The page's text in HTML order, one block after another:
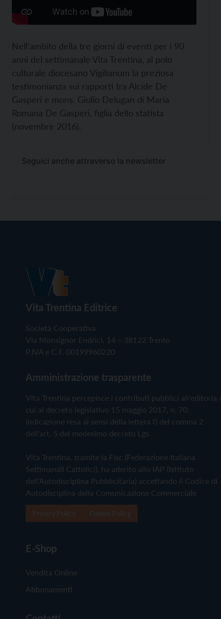
Nell’ambito della tre giorni di eventi per i 90
anni del settimanale Vita Trentina, al polo
culturale diocesano Vigilianum la preziosa
testimonianza sui rapporti tra Alcide De
Gasperi e mons. Giulio Delugan di Maria
Romana De Gasperi, figlia dello statista
(novembre 2016).
Seguici anche attraverso la newsletter
Vita Trentina Editrice
Società Cooperativa
Via Monsignor Endrici, 14 – 38122 Trento
P.IVA e C.F. 00199960220
Amministrazione trasparente
Vita Trentina percepisce i contributi pubblici all'editoria
cui al decreto legislativo 15 maggio 2017, n. 70.
Indicazione resa ai sensi della lettera f) del comma 2
dell'art. 5 del medesimo decreto Lgs.
Vita Trentina, tramite la Fisc (Federazione Italiana
Settimanali Cattolici), ha aderito allo IAP (Istituto
dell'Autodisciplina Pubblicitaria) accettando il Codice di
Autodisciplina della Comunicazione Commerciale
E-Shop
Vendita Online
Abbonamenti